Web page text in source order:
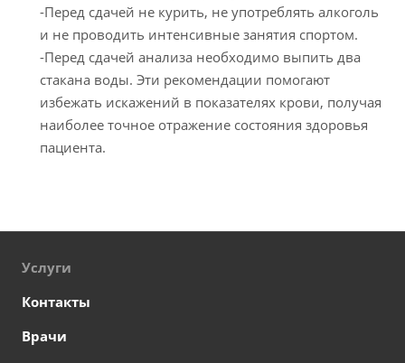
-Перед сдачей не курить, не употреблять алкоголь
и не проводить интенсивные занятия спортом.
-Перед сдачей анализа необходимо выпить два
стакана воды. Эти рекомендации помогают
избежать искажений в показателях крови, получая
наиболее точное отражение состояния здоровья
пациента.
Услуги
Контакты
Врачи